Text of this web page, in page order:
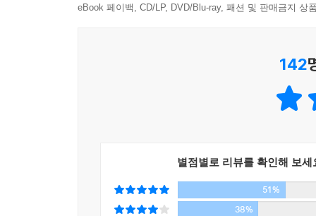
숲속으로 들어가면 숲을 향하여 말을 걸 필요가
는가. 나무통이 좁아서 뿌리가 비어져나온 옥수
깊은 곳을 쓰다듬는다.
이 책은 김훈의 지난날을 이룬 다섯 가지의 주제
그는 「손1」에서 “나는 손의 힘으로 살아가야 할
준 채 글을 써내려가는 그가 느껍게 만나는 자리이
eBook 페이백, CD/LP, DVD/Blu-ray, 패션 및 판매금지 상
142
별점별로 리뷰를 확인해 보세
51%
38%